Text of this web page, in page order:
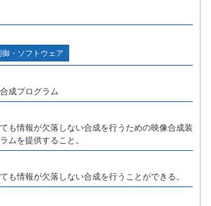
御・ソフトウェア
成プログラム
も情報が欠落しない合成を行うための映像合成装
ムを提供すること。
も情報が欠落しない合成を行うことができる。